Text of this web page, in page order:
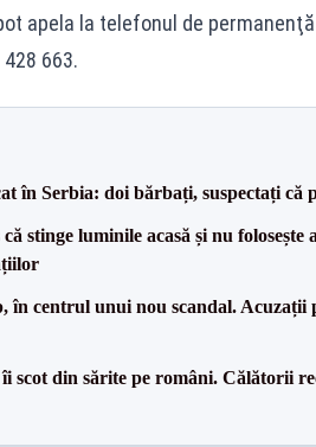
apela la telefonul de
663.
în Serbia: doi bărbați, suspectați că
stinge luminile acasă și nu
în centrul unui nou scandal. Acuzații
scot din sărite pe români. Călătorii